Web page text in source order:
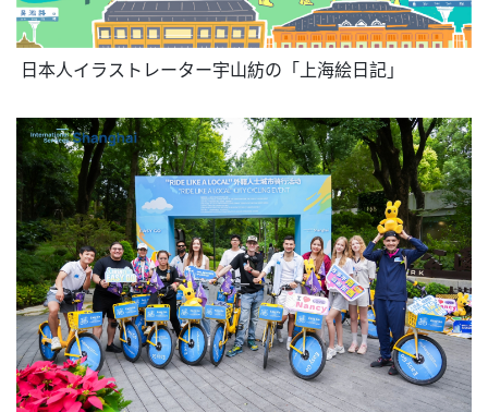
日本人イラストレーター宇山紡の「上海絵日記」